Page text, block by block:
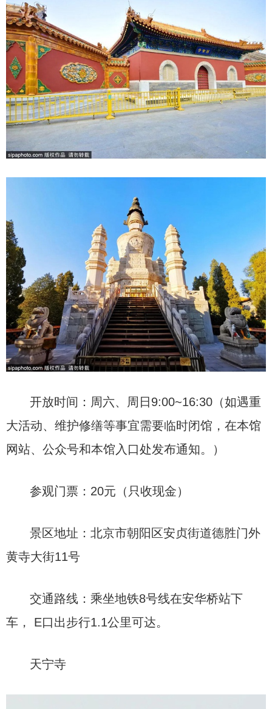
开放时间：周六、周日9:00~16:30（如遇重
大活动、维护修缮等事宜需要临时闭馆，在本馆
网站、公众号和本馆入口处发布通知。）
参观门票：20元（只收现金）
景区地址：北京市朝阳区安贞街道德胜门外
黄寺大街11号
交通路线：乘坐地铁8号线在安华桥站下
车， E口出步行1.1公里可达。
天宁寺